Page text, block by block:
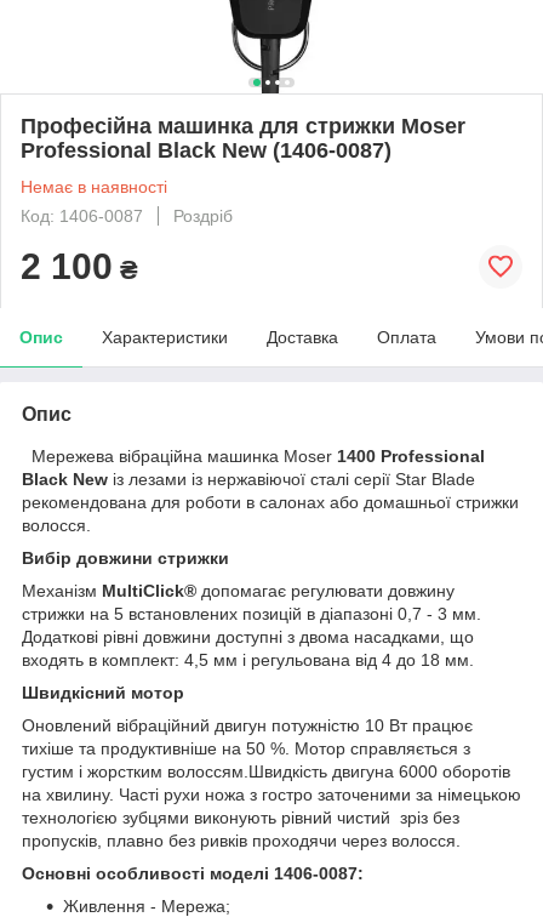
Професійна машинка для стрижки Moser
Professional Black New (1406-0087)
Немає в наявності
Код: 1406-0087
Роздріб
2 100 ₴
Опис Характеристики Доставка Оплата Умови
Опис
Мережева вібраційна машинка Moser 1400 Professional
Black New із лезами із нержавіючої сталі серії Star Blade
рекомендована для роботи в салонах або домашньої стрижки
волосся.
Вибір довжини стрижки
Механізм MultiClick® допомагає регулювати довжину
стрижки на 5 встановлених позицій в діапазоні 0,7 - 3 мм.
Додаткові рівні довжини доступні з двома насадками, що
входять в комплект: 4,5 мм і регульована від 4 до 18 мм.
Швидкісний мотор
Оновлений вібраційний двигун потужністю 10 Вт працює
тихіше та продуктивніше на 50 %. Мотор справляється з
густим і жорстким волоссям.Швидкість двигуна 6000 оборотів
на хвилину. Часті рухи ножа з гостро заточеними за німецькою
технологією зубцями виконують рівний чистий зріз без
пропусків, плавно без ривків проходячи через волосся.
Основні особливості моделі 1406-0087:
Живлення - Мережа;